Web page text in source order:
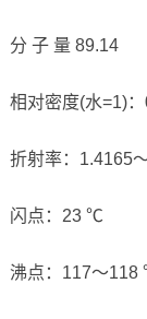
分 子 量 89.14
相对密度(水=1)
折射率：1.4165
闪点：23 ℃
沸点：117～118